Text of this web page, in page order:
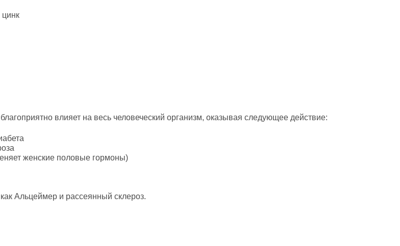
влияет на весь человеческий организм, оказывая следующее действие:
женские половые гормоны)
Альцеймер и рассеянный склероз.